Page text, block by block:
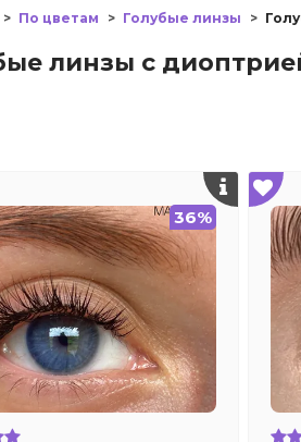
По цветам Голубые линзы
линзы с
36%